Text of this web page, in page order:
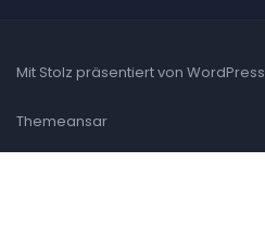
Mit Stolz präsentiert von WordPress
Themeansar